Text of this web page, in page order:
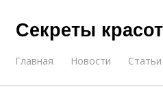
Секреты
Главная Новости Статьи